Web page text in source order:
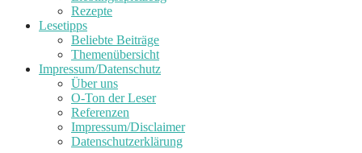
Rezepte
Lesetipps
Beliebte Beiträge
Themenübersicht
Impressum/Datenschutz
Über uns
O-Ton der Leser
Referenzen
Impressum/Disclaimer
Datenschutzerklärung